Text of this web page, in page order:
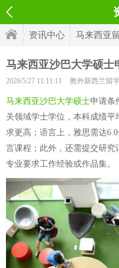
资讯中心 马来西亚
马来西亚沙巴大学硕士
2026/5/27 11:11:11 教外新西兰留
马来西亚沙巴大学硕士申请条
关领域学士学位，本科成绩
求更高；语言上，雅思需达
言课程；此外，还需提交研
专业要求工作经验或作品集。